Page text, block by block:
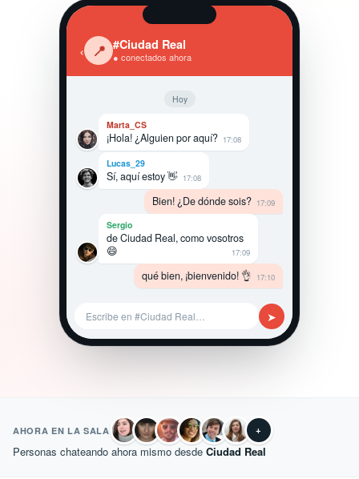
‹ 📍 #Ciudad Real
● conectados ahora
Hoy
Marta_CS
¡Hola! ¿Alguien por aquí? 17:08
Lucas_29
Sí, aquí estoy 👋 17:08
Bien! ¿De dónde sois? 17:09
Sergio
de Ciudad Real, como vosotros
😄
17:09
qué bien, ¡bienvenido! 👌 17:10
Escribe en #Ciudad Real… ➤
AHORA EN LA SALA +
Personas chateando ahora mismo desde Ciudad Real